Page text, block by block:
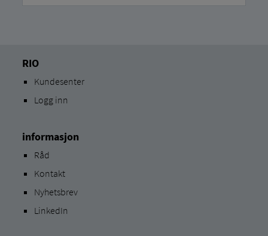
RIO
Kundesenter
Logg inn
informasjon
Råd
Kontakt
Nyhetsbrev
LinkedIn